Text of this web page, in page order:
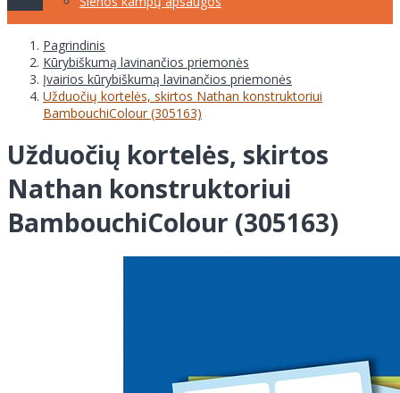
Pagrindinis
Kūrybiškumą lavinančios priemonės
Įvairios kūrybiškumą lavinančios priemonės
Užduočių kortelės, skirtos Nathan konstruktoriui
BambouchiColour (305163)
Užduočių kortelės, skirtos
Nathan konstruktoriui
BambouchiColour (305163)